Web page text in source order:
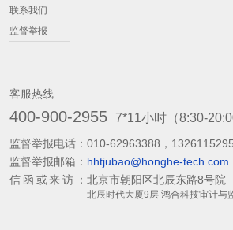
联系我们
监督举报
客服热线
400-900-2955 7*11小时（8:30-
监督举报电话： 010-62963388，
监督举报邮箱： hhtjubao@honghe-tech.com
信函或来访： 北京市朝阳区北辰东路8号院
北辰时代大厦9层 鸿合科技审计与